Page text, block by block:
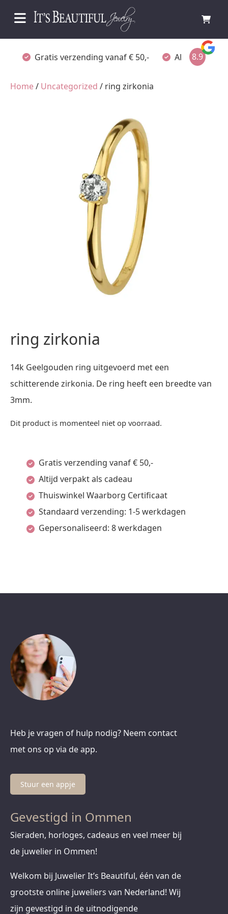
Gratis verzending vanaf € 50,- Altijd verpakt
8.9
Home/ Uncategorized / ring zirkonia
ring zirkonia
14k Geelgouden ring uitgevoerd met een
schitterende zirkonia. De ring heeft een breedte van
3mm.
Dit product is momenteel niet op voorraad.
Gratis verzending vanaf € 50,-
Altijd verpakt als cadeau
Thuiswinkel Waarborg Certificaat
Standaard verzending: 1-5 werkdagen
Gepersonaliseerd: 8 werkdagen
Heb je vragen of hulp nodig? Neem contact
met ons op via de app.
Stuur een appje
Gevestigd in Ommen
Sieraden, horloges, cadeaus en veel meer bij
de juwelier in Ommen!
Welkom bij Juwelier It’s Beautiful, één van de
grootste online juweliers van Nederland! Wij
zijn gevestigd in de uitnodigende